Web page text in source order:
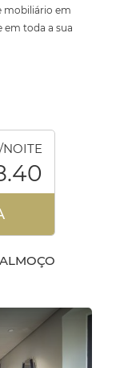
mobiliário em
em toda a sua
NOITE